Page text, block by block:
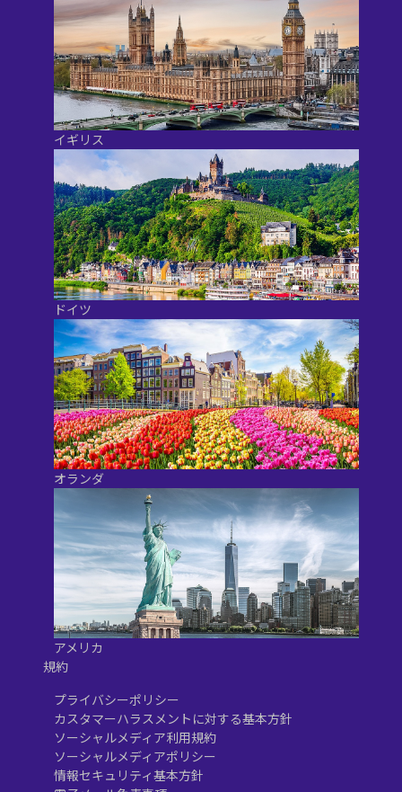
イギリス
ドイツ
オランダ
アメリカ
規約
プライバシーポリシー
カスタマーハラスメントに対する基本方針
ソーシャルメディア利用規約
ソーシャルメディアポリシー
情報セキュリティ基本方針